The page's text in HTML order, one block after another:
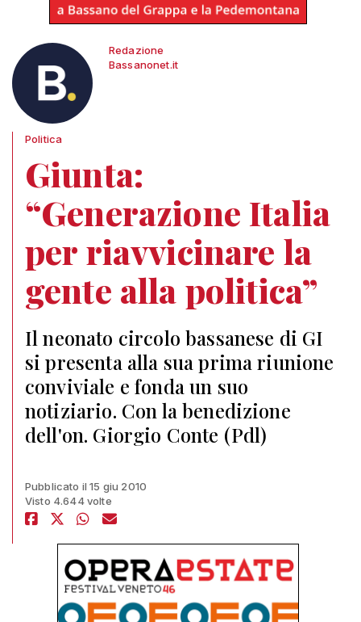
Redazione
Bassanonet.it
Politica
Giunta:
“Generazione Italia
per riavvicinare la
gente alla politica”
Il neonato circolo bassanese di GI
si presenta alla sua prima riunione
conviviale e fonda un suo
notiziario. Con la benedizione
dell'on. Giorgio Conte (Pdl)
Pubblicato il 15 giu 2010
Visto 4.644 volte